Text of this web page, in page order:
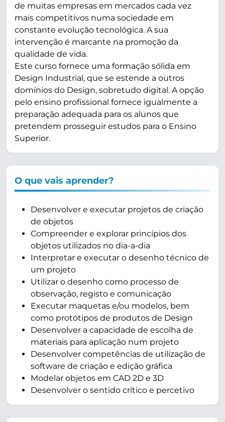
de muitas empresas em mercados cada vez
mais competitivos numa sociedade em
constante evolução tecnológica. A sua
intervenção é marcante na promoção da
qualidade de vida.
Este curso fornece uma formação sólida em
Design Industrial, que se estende a outros
domínios do Design, sobretudo digital. A opção
pelo ensino profissional fornece igualmente a
preparação adequada para os alunos que
pretendem prosseguir estudos para o Ensino
Superior.
O que vais aprender?
Desenvolver e executar projetos de criação
de objetos
Compreender e explorar princípios dos
objetos utilizados no dia-a-dia
Interpretar e executar o desenho técnico de
um projeto
Utilizar o desenho como processo de
observação, registo e comunicação
Executar maquetas e/ou modelos, bem
como protótipos de produtos de Design
Desenvolver a capacidade de escolha de
materiais para aplicação num projeto
Desenvolver competências de utilização de
software de criação e edição gráfica
Modelar objetos em CAD 2D e 3D
Desenvolver o sentido crítico e percetivo